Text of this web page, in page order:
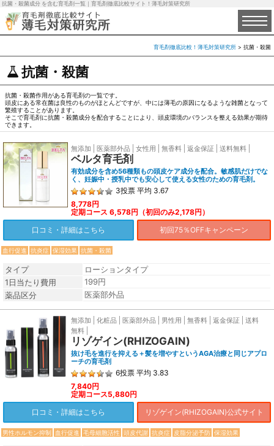
抗菌・殺菌成分 を含む育毛剤一覧｜育毛剤徹底比較サイト！薄毛対策研究所
育毛剤徹底比較！薄毛対策研究所 > 抗菌・殺菌
抗菌・殺菌
抗菌・殺菌作用がある育毛剤の一覧です。
頭皮にある常在菌は良性のものがほとんどですが、中には薄毛の原因になるような雑菌となって
繁殖することがあります。
そこで育毛剤に抗菌・殺菌成分を配合することにより、頭皮環境のバランスを整える効果が期待
できます。
無添加 医薬部外品 女性用 無香料 返金保証 送料無料
ベルタ育毛剤
有効成分を含め56種類もの頭皮ケア成分を配合。敏感肌だけでな
く、妊娠中・授乳中でも安心して使える女性のための育毛剤。
3投票 平均 3.67
8,778円
定期コース 6,578円（初回のみ2,178円）
口コミ・詳細はこちら
初回75％OFFキャンペーン
血行促進 抗炎症 保湿効果 抗菌・殺菌
タイプ
ローションタイプ
1日当たり費用
199円
薬品区分
医薬部外品
無添加 化粧品 医薬部外品 男性用 無香料 返金保証
送料
無料
リゾゲイン(RHIZOGAIN)
抜け毛を進行を抑える＋髪を増やすというAGA治療と同じアプロ
ーチの育毛剤
6投票 平均 3.83
7,840円
定期コース5,880円
口コミ・詳細はこちら
リゾゲイン(RHIZOGAIN)公式サイト
男性ホルモン抑制 血行促進 毛母細胞活性 頭皮代謝 抗炎症 皮脂分泌予防 保湿効果